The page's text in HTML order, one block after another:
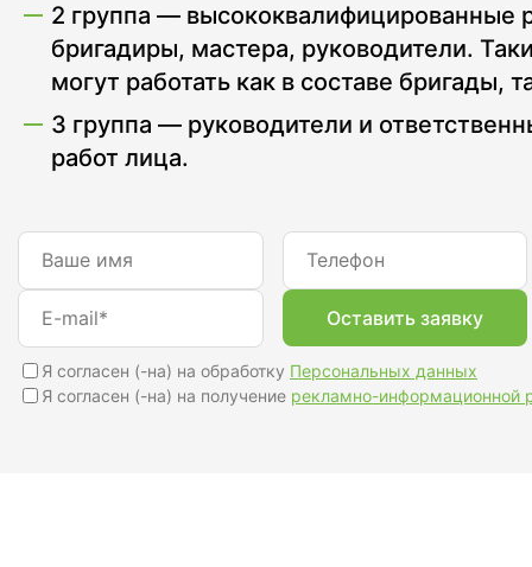
2 группа — высококвалифицированныe
бригадиры, мастера, руководители.
могут работать как в составе бригады,
3 группа — руководители и
работ лица.
Я согласен (-на) на обработку Персональных данных
Я согласен (-на) на получение рекламно-информационной
Рабочие места 2
лаборант, литейщик)
Раз в месяц
Вибрация
Ультразвук
по ГО и ЧС
по работам на высоте
В течение недели
Готово:0%